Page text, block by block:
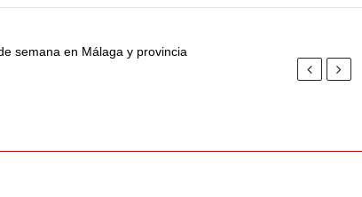
semana en Málaga y provincia